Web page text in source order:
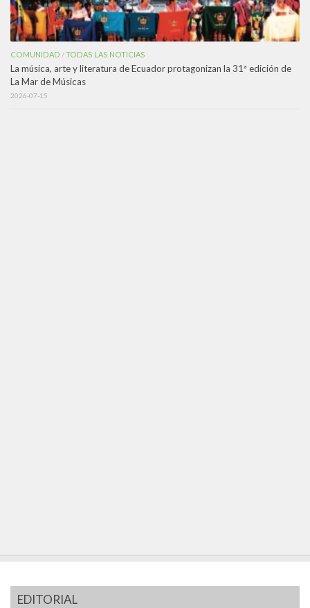
COMUNIDAD /TODAS LAS NOTICIAS
La música, arte y literatura de Ecuador protagonizan la 31ª edición de
La Mar de Músicas
2026-07-15
EDITORIAL